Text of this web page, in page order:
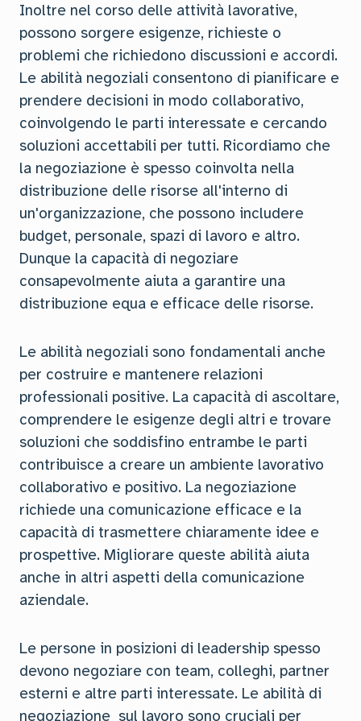
Inoltre nel corso delle attività lavorative,
possono sorgere esigenze, richieste o
problemi che richiedono discussioni e accordi.
Le abilità negoziali consentono di pianificare e
prendere decisioni in modo collaborativo,
coinvolgendo le parti interessate e cercando
soluzioni accettabili per tutti. Ricordiamo che
la negoziazione è spesso coinvolta nella
distribuzione delle risorse all'interno di
un'organizzazione, che possono includere
budget, personale, spazi di lavoro e altro.
Dunque la capacità di negoziare
consapevolmente aiuta a garantire una
distribuzione equa e efficace delle risorse.
Le abilità negoziali sono fondamentali anche
per costruire e mantenere relazioni
professionali positive. La capacità di ascoltare,
comprendere le esigenze degli altri e trovare
soluzioni che soddisfino entrambe le parti
contribuisce a creare un ambiente lavorativo
collaborativo e positivo. La negoziazione
richiede una comunicazione efficace e la
capacità di trasmettere chiaramente idee e
prospettive. Migliorare queste abilità aiuta
anche in altri aspetti della comunicazione
aziendale.
Le persone in posizioni di leadership spesso
devono negoziare con team, colleghi, partner
esterni e altre parti interessate. Le abilità di
negoziazione sul lavoro sono cruciali per